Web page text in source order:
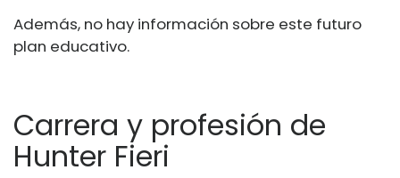
Además, no hay información sobre este futuro
plan educativo.
Carrera y profesión de
Hunter Fieri